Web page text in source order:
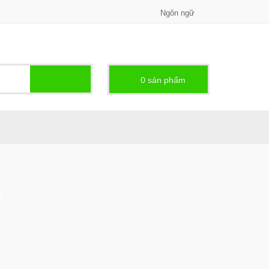
Ngôn ngữ
0 sản phẩm -